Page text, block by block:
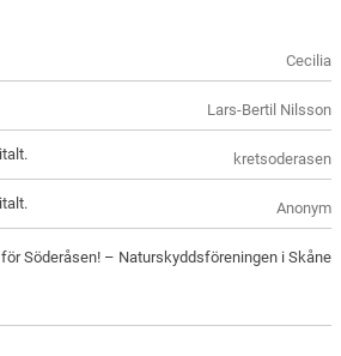
Cecilia
Lars-Bertil Nilsson
kretsoderasen
Anonym
Söderåsen! – Naturskyddsföreningen i Skåne